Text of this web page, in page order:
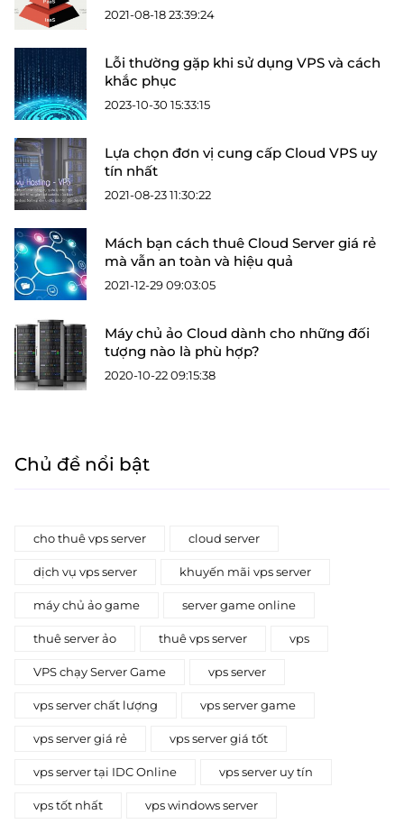
2021-08-18 23:39:24
Lỗi thường gặp khi sử dụng VPS và cách
khắc phục
2023-10-30 15:33:15
Lựa chọn đơn vị cung cấp Cloud VPS uy
tín nhất
2021-08-23 11:30:22
Mách bạn cách thuê Cloud Server giá rẻ
mà vẫn an toàn và hiệu quả
2021-12-29 09:03:05
Máy chủ ảo Cloud dành cho những đối
tượng nào là phù hợp?
2020-10-22 09:15:38
Chủ đề nổi bật
cho thuê vps server cloud server
dịch vụ vps server khuyến mãi vps server
máy chủ ảo game server game online
thuê server ảo thuê vps server vps
VPS chạy Server Game vps server
vps server chất lượng vps server game
vps server giá rẻ vps server giá tốt
vps server tại IDC Online vps server uy tín
vps tốt nhất vps windows server